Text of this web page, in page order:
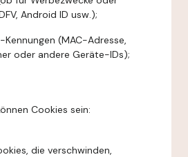
Android ID usw.);
Kennungen (MAC-Adresse,
oder andere Geräte-IDs);
Cookies sein:
die verschwinden,